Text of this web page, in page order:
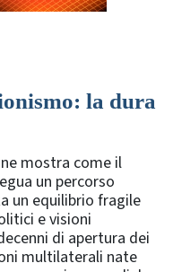
la dura
mostra come il
un percorso
un equilibrio fragile
e visioni
di apertura dei
multilaterali nate